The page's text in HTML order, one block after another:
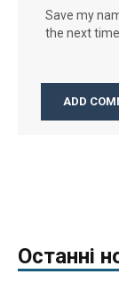
Save my
the next
Останні